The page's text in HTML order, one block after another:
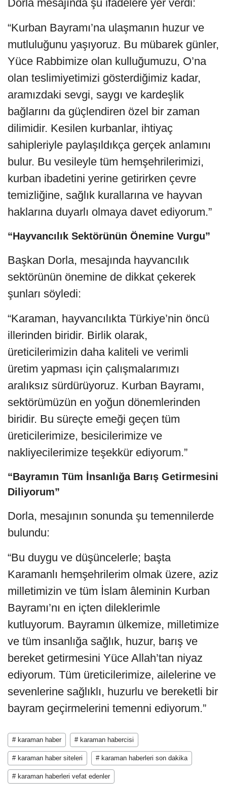
Dorla mesajında şu ifadelere yer verdi:
“Kurban Bayramı’na ulaşmanın huzur ve
mutluluğunu yaşıyoruz. Bu mübarek günler,
Yüce Rabbimize olan kulluğumuzu, O’na
olan teslimiyetimizi gösterdiğimiz kadar,
aramızdaki sevgi, saygı ve kardeşlik
bağlarını da güçlendiren özel bir zaman
dilimidir. Kesilen kurbanlar, ihtiyaç
sahipleriyle paylaşıldıkça gerçek anlamını
bulur. Bu vesileyle tüm hemşehrilerimizi,
kurban ibadetini yerine getirirken çevre
temizliğine, sağlık kurallarına ve hayvan
haklarına duyarlı olmaya davet ediyorum.”
“Hayvancılık Sektörünün Önemine Vurgu”
Başkan Dorla, mesajında hayvancılık
sektörünün önemine de dikkat çekerek
şunları söyledi:
“Karaman, hayvancılıkta Türkiye’nin öncü
illerinden biridir. Birlik olarak,
üreticilerimizin daha kaliteli ve verimli
üretim yapması için çalışmalarımızı
aralıksız sürdürüyoruz. Kurban Bayramı,
sektörümüzün en yoğun dönemlerinden
biridir. Bu süreçte emeği geçen tüm
üreticilerimize, besicilerimize ve
nakliyecilerimize teşekkür ediyorum.”
“Bayramın Tüm İnsanlığa Barış Getirmesini
Diliyorum”
Dorla, mesajının sonunda şu temennilerde
bulundu:
“Bu duygu ve düşüncelerle; başta
Karamanlı hemşehrilerim olmak üzere, aziz
milletimizin ve tüm İslam âleminin Kurban
Bayramı’nı en içten dileklerimle
kutluyorum. Bayramın ülkemize, milletimize
ve tüm insanlığa sağlık, huzur, barış ve
bereket getirmesini Yüce Allah’tan niyaz
ediyorum. Tüm üreticilerimize, ailelerine ve
sevenlerine sağlıklı, huzurlu ve bereketli bir
bayram geçirmelerini temenni ediyorum.”
# karaman haber # karaman habercisi
# karaman haber siteleri # karaman haberleri son dakika
# karaman haberleri vefat edenler